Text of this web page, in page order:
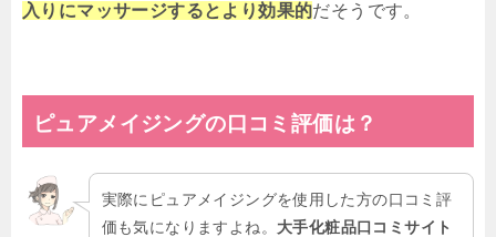
入りにマッサージするとより効果的だそうです。
ピュアメイジングの口コミ評価は？
実際にピュアメイジングを使用した方の口コミ評
価も気になりますよね。 大手化粧品口コミサイト